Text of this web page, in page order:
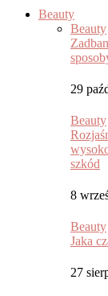
Beauty
Beauty
29
Beauty
szkód
8
Beauty
Jaka
27